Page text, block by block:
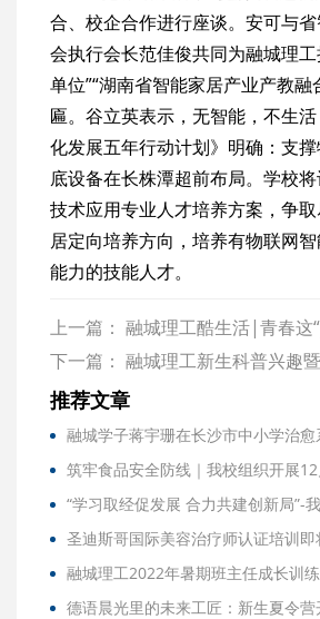
合、校企合作进行座谈。安可与
会执行会长范佳俊共同为融城理
单位”“湖南省智能家居产业产教融
匾。谷立英表示，无智能，不生
化发展五年行动计划》明确：支
底设备在长株潭超前布局。学校
技术应用专业人才培养方案，争
居定向培养方向，培养有物联网
能力的技能人才。
上一篇： 融城理工酷生活|青春这
下一篇： 融城理工新生科普兴趣
推荐文章
融城学子蒋宇珊在长沙市中小学治愈系心
筑牢食品安全防线｜我校组织开展12月食
“学习取经促发展 合力共建创新局”-我校与长沙汽车
圣迪斯哥国际美容治疗师认证培训
融城理工2022年暑期班主任成长训
德语晨光里的未来工匠：新生夏令营开启